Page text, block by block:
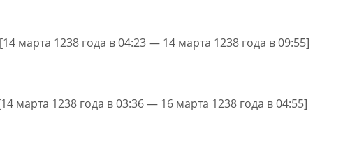
марта 1238 года в 04:23 — 14 марта 1238 года в 09:55]
марта 1238 года в 03:36 — 16 марта 1238 года в 04:55]